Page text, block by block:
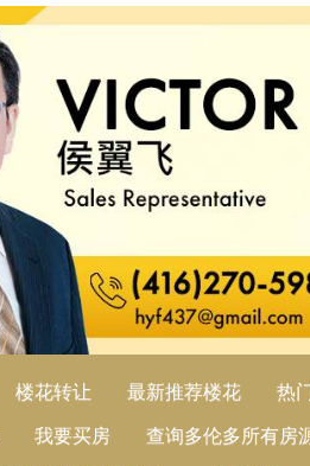
楼花转让 最新推荐楼花 热
我要买房 查询多伦多所有房